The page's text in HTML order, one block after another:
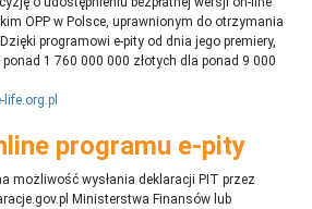
OPP w Polsce, uprawnionym do otrzymania
programowi e-pity od dnia jego premiery,
1 760 000 000 złotych dla ponad 9 000
life.org.pl
programu e-pity
możliwość wysłania deklaracji PIT przez
Ministerstwa Finansów lub